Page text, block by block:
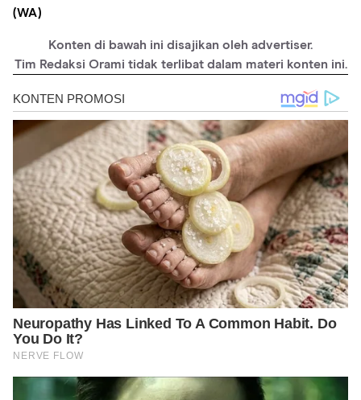
(WA)
Konten di bawah ini disajikan oleh advertiser.
Tim Redaksi Orami tidak terlibat dalam materi konten ini.